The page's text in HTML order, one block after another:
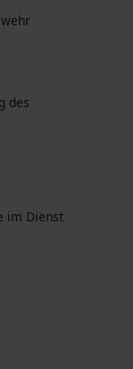
des
im Dienst